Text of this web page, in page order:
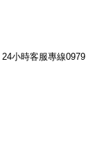
24小時客服專線0979